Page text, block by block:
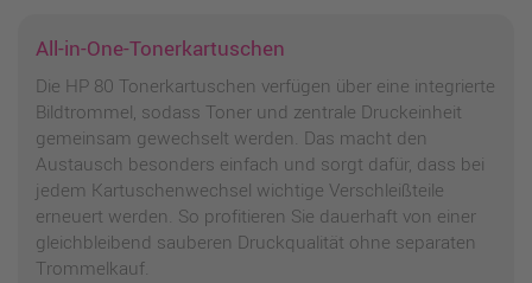
All-in-One-Tonerkartuschen
Die HP 80 Tonerkartuschen verfügen über eine integrierte
Bildtrommel, sodass Toner und zentrale Druckeinheit
gemeinsam gewechselt werden. Das macht den
Austausch besonders einfach und sorgt dafür, dass bei
jedem Kartuschenwechsel wichtige Verschleißteile
erneuert werden. So profitieren Sie dauerhaft von einer
gleichbleibend sauberen Druckqualität ohne separaten
Trommelkauf.